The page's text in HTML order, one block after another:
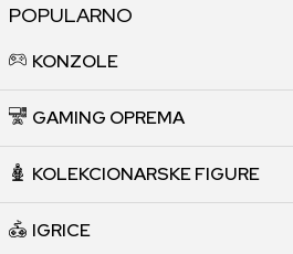
POPULARNO
KONZOLE
GAMING OPREMA
KOLEKCIONARSKE FIGURE
IGRICE